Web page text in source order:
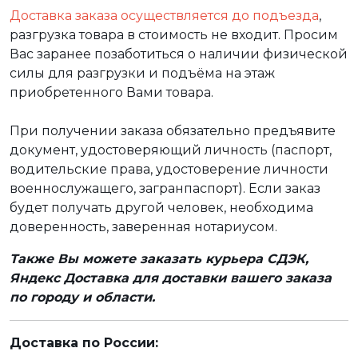
Доставка заказа осуществляется до подъезда,
разгрузка товара в стоимость не входит. Просим
Вас заранее позаботиться о наличии физической
силы для разгрузки и подъёма на этаж
приобретенного Вами товара.
При получении заказа обязательно предъявите
документ, удостоверяющий личность (паспорт,
водительские права, удостоверение личности
военнослужащего, загранпаспорт). Если заказ
будет получать другой человек, необходима
доверенность, заверенная нотариусом.
Также Вы можете заказать курьера СДЭК,
Яндекс Доставка для доставки вашего заказа
по городу и области.
Доставка по России: